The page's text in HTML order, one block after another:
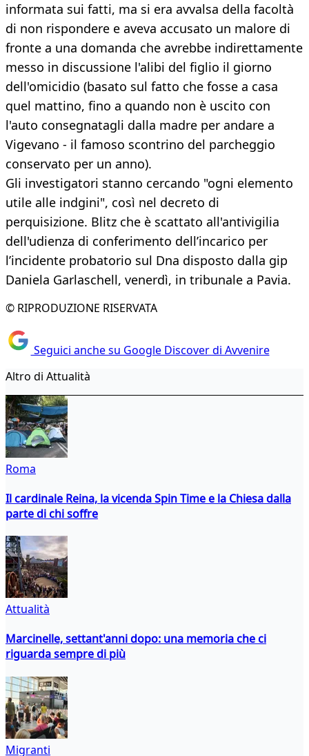
informata sui fatti, ma si era avvalsa della facoltà
di non rispondere e aveva accusato un malore di
fronte a una domanda che avrebbe indirettamente
messo in discussione l'alibi del figlio il giorno
dell'omicidio (basato sul fatto che fosse a casa
quel mattino, fino a quando non è uscito con
l'auto consegnatagli dalla madre per andare a
Vigevano - il famoso scontrino del parcheggio
conservato per un anno).
Gli investigatori stanno cercando "ogni elemento
utile alle indgini", così nel decreto di
perquisizione. Blitz che è scattato all'antivigilia
dell'udienza di conferimento dell’incarico per
l’incidente probatorio sul Dna disposto dalla gip
Daniela Garlaschell, venerdì, in tribunale a Pavia.
© RIPRODUZIONE RISERVATA
Seguici anche su Google Discover di Avvenire
Altro di Attualità
Roma
Il cardinale Reina, la vicenda Spin Time e la Chiesa dalla
parte di chi soffre
Attualità
Marcinelle, settant'anni dopo: una memoria che ci
riguarda sempre di più
Migranti